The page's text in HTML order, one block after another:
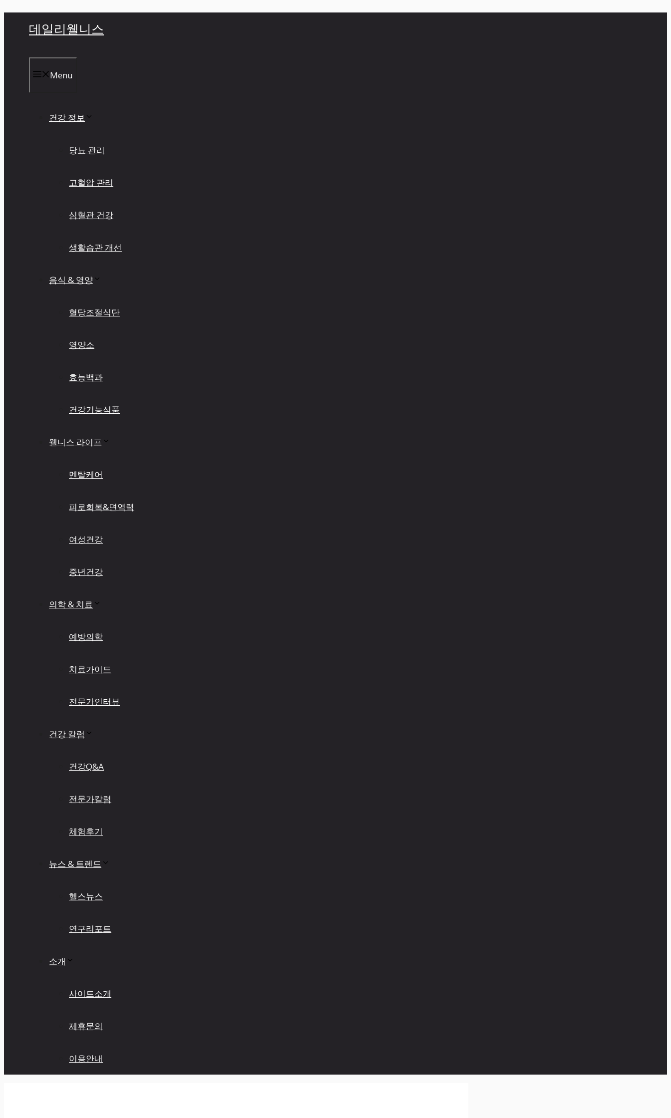
데일리웰니스
Menu
건강 정보
당뇨 관리
고혈압 관리
심혈관 건강
생활습관 개선
음식 & 영양
혈당조절식단
영양소
효능백과
건강기능식품
웰니스 라이프
멘탈케어
피로회복&면역력
여성건강
중년건강
의학 & 치료
예방의학
치료가이드
전문가인터뷰
건강 칼럼
건강Q&A
전문가칼럼
체험후기
뉴스 & 트렌드
헬스뉴스
연구리포트
소개
사이트소개
제휴문의
이용안내